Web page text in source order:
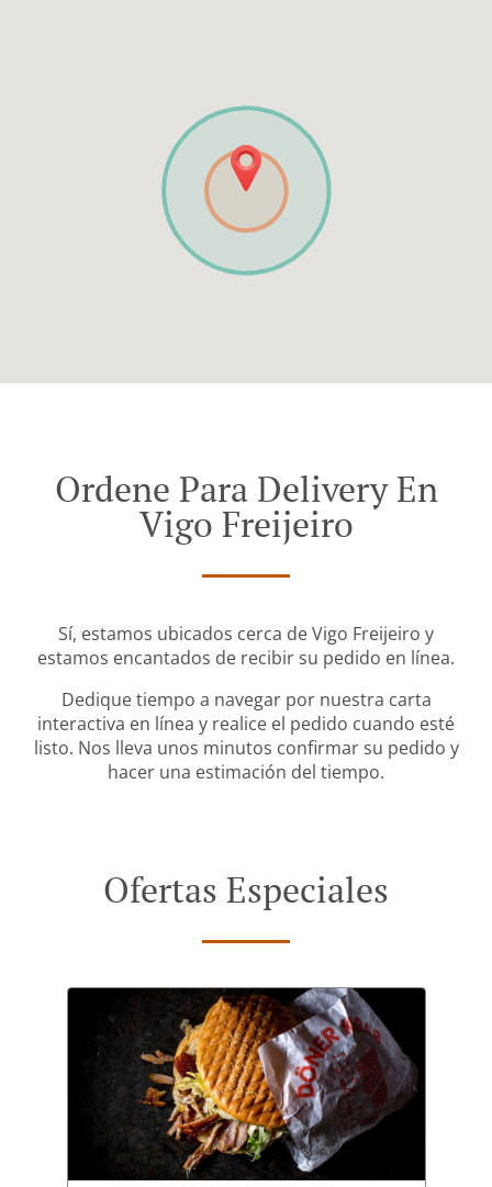
Ordene Para Delivery En
Vigo Freijeiro
Sí, estamos ubicados cerca de Vigo Freijeiro y
estamos encantados de recibir su pedido en línea.
Dedique tiempo a navegar por nuestra carta
interactiva en línea y realice el pedido cuando esté
listo. Nos lleva unos minutos confirmar su pedido y
hacer una estimación del tiempo.
Ofertas Especiales